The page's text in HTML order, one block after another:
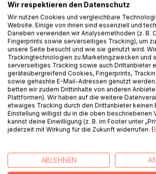
BESCHREIBUNG
Jonas loves to tidy up - and his dog
to help.
Together they discover exciting places
supermarket, and the zoo, while playfully
order, consideration, and caring for the
important.
This creative coloring book with lovingly
invites children aged 4 and up not only to
join Jonas and Barney in feeling,
A coloring book that is fun while also
Wir respektieren den Datenschutz
Wir nutzen Cookies und vergleichbare
Website. Einige von ihnen sind essenziell und
Daneben verwenden wir Analysemethoden (z. B.
Fingerprints sowie serverseitiges Tracking), um
unsere Seite besucht und wie sie genutzt wird.
Trackingtechnologien zu Marketingzwecken und
serverseitiges Tracking sowie auch Drittanbieter
geräteübergreifend Cookies, Fingerprints,
sowie gehashte E-Mail-Adressen genutzt
betten wir zudem Drittinhalte von anderen
Plattformen). Wir haben auf die weitere
etwaiges Tracking durch den Drittanbieter keinen
Einstellung willigst du in die oben beschriebenen
kannst deine Einwilligung (z. B. im Footer unter
jederzeit mit Wirkung für die Zukunft widerrufen. (
ABLEHNEN